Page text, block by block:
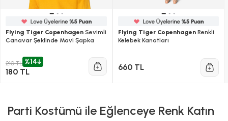
Flying Tiger Copenhagen Sevimli
Canavar Şeklinde Mavi Şapka
210 TL %14
180 TL
Flying Tiger CopenhagenRenkli
Kelebek Kanatları
660 TL
Parti Kostümü ile Eğlenceye Renk Katın